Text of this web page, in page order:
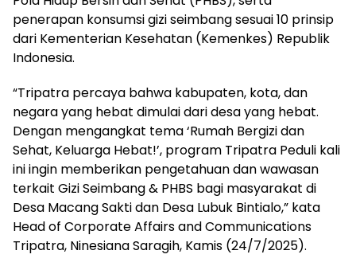
penerapan konsumsi gizi seimbang sesuai 10 prinsip
dari Kementerian Kesehatan (Kemenkes) Republik
Indonesia.
“Tripatra percaya bahwa kabupaten, kota, dan
negara yang hebat dimulai dari desa yang hebat.
Dengan mengangkat tema ‘Rumah Bergizi dan
Sehat, Keluarga Hebat!’, program Tripatra Peduli kali
ini ingin memberikan pengetahuan dan wawasan
terkait Gizi Seimbang & PHBS bagi masyarakat di
Desa Macang Sakti dan Desa Lubuk Bintialo,” kata
Head of Corporate Affairs and Communications
Tripatra, Ninesiana Saragih, Kamis (24/7/2025).